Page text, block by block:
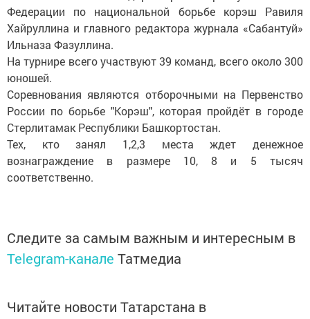
Федерации по национальной борьбе корэш Равиля
Хайруллина и главного редактора журнала «Сабантуй»
Ильназа Фазуллина.
На турнире всего участвуют 39 команд, всего около 300
юношей.
Соревнования являются отборочными на Первенство
России по борьбе "Корэш", которая пройдёт в городе
Стерлитамак Республики Башкортостан.
Тех, кто занял 1,2,3 места ждет денежное
вознаграждение в размере 10, 8 и 5 тысяч
соответственно.
Следите за самым важным и интересным в
Telegram-канале Татмедиа
Читайте новости Татарстана в